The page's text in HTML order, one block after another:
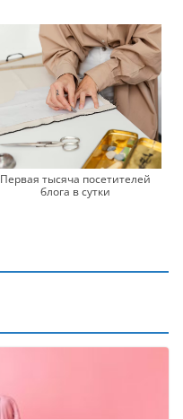
Первая тысяча посетителей
блога в сутки